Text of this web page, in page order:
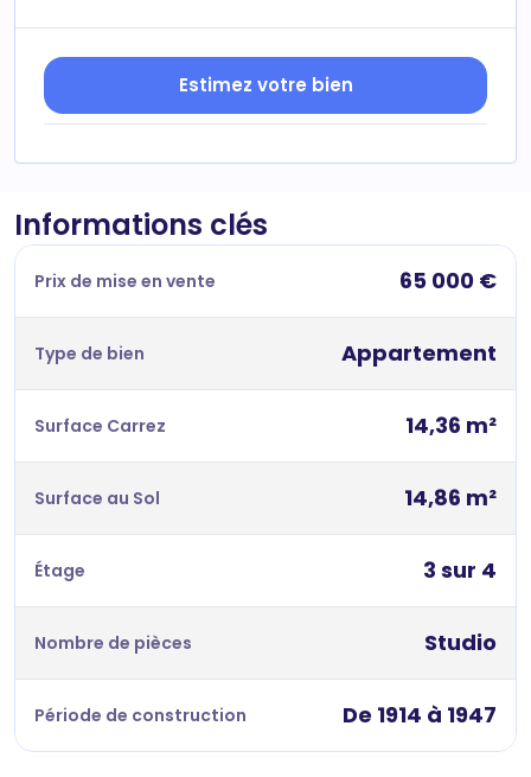
Estimez votre bien
Informations clés
Prix de mise en vente 65 000 €
Type de bien Appartement
Surface Carrez 14,36 m²
Surface au Sol 14,86 m²
Étage 3 sur 4
Nombre de pièces Studio
Période de construction De 1914 à 1947